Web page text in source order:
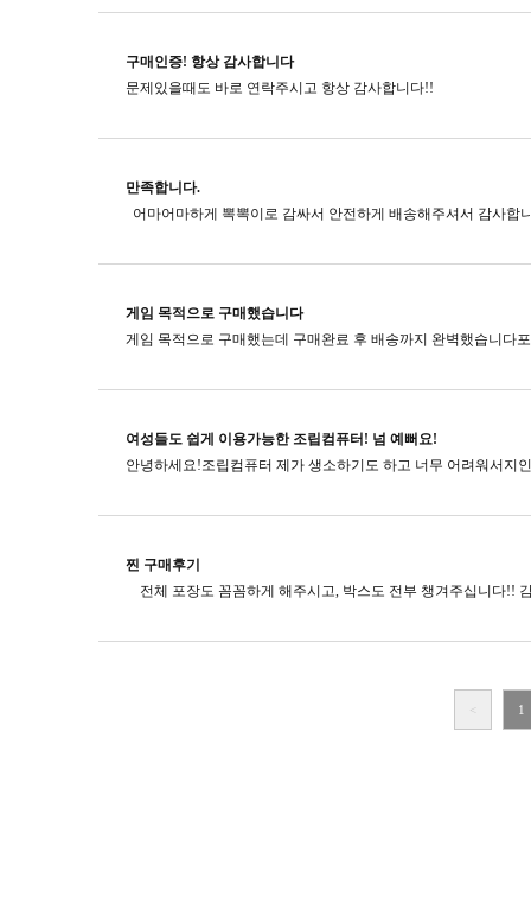
구매인증! 항상 감사합니다
문제있을때도 바로 연락주시고​ 항상 감사합니다!!
만족합니다.
게임 목적으로 구매했습니다
여성들도 쉽게 이용가능한 조립컴퓨터! 넘 예뻐요!
찐 구매후기
< 1